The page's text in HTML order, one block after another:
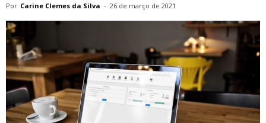
Por Carine Clemes da Silva - 26 de março de 2021